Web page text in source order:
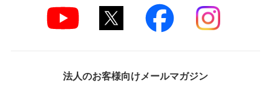
法人のお客様向けメールマガジン